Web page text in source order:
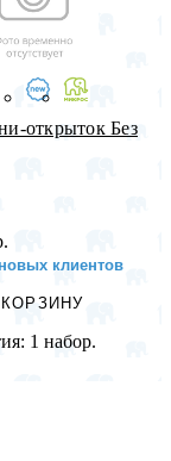
открыток Без
клиентов
КОРЗИНУ
1 набор.